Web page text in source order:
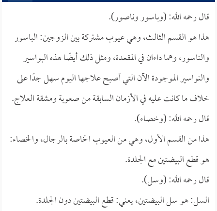
قال رحمه الله: (وباسور وناصور).
هذا هو القسم الثالث، وهي عيوب مشتركة بين الزوجين: الباسور
والناسور، وهما داءان في المقعدة، ومثل ذلك أيضًا هذه البواسير
والنواسير الموجودة الآن التي أصبح علاجها اليوم سهل جدًا على
خلاف ما كانت عليه في الأزمان السابقة من صعوبة ومشقة العلاج.
قال رحمه الله: (وخصاء).
هذا من القسم الأول، وهي من العيوب الخاصة بالرجال، والخصاء:
هو قطع البيضتين مع الجلدة.
قال رحمه الله: (وسل).
السل: هو سل البيضتين، يعني: قطع البيضتين دون الجلدة.